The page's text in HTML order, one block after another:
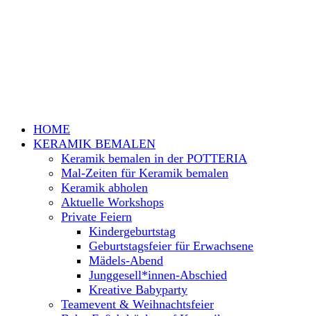
HOME
KERAMIK BEMALEN
Keramik bemalen in der POTTERIA
Mal-Zeiten für Keramik bemalen
Keramik abholen
Aktuelle Workshops
Private Feiern
Kindergeburtstag
Geburtstagsfeier für Erwachsene
Mädels-Abend
Junggesell*innen-Abschied
Kreative Babyparty
Teamevent & Weihnachtsfeier